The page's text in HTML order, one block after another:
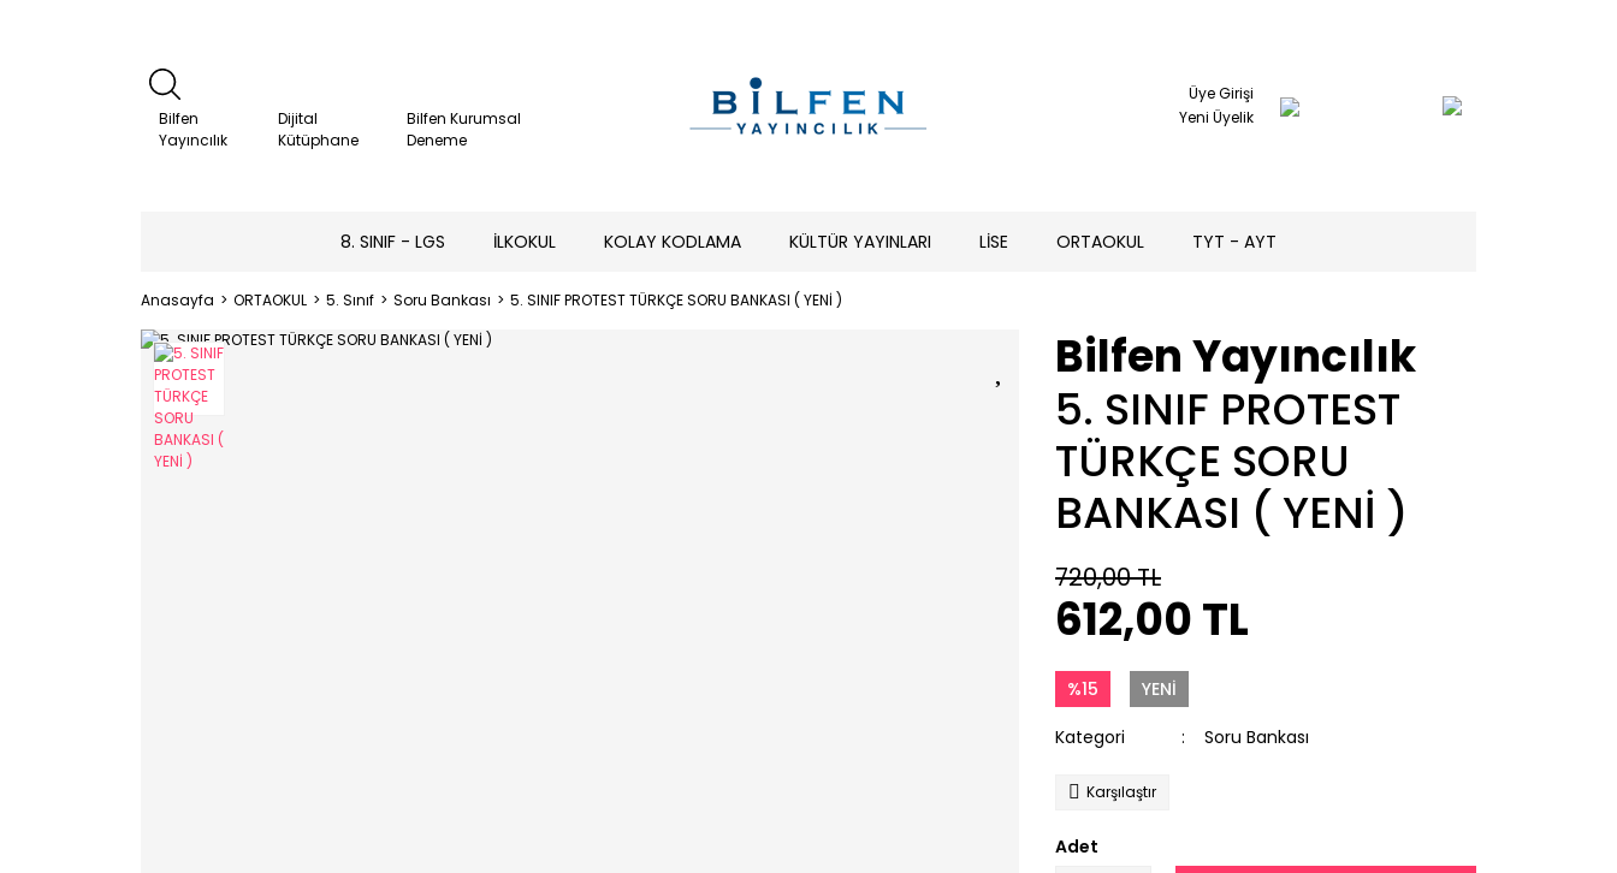
Bilfen
Yayıncılık
Dijital
Kütüphane
Bilfen Kurumsal
Deneme
Üye Girişi
Yeni Üyelik
8. SINIF - LGS İLKOKUL KOLAY KODLAMA KÜLTÜR YAYINLARI LİSE ORTAOKUL TYT - AYT
Anasayfa ORTAOKUL 5. Sınıf Soru Bankası 5. SINIF PROTEST TÜRKÇE SORU BANKASI ( YENİ )
Bilfen Yayıncılık
5. SINIF PROTEST
TÜRKÇE SORU
BANKASI ( YENİ )
720,00 TL
612,00 TL
%15 YENİ
Kategori Soru Bankası
Karşılaştır
Adet